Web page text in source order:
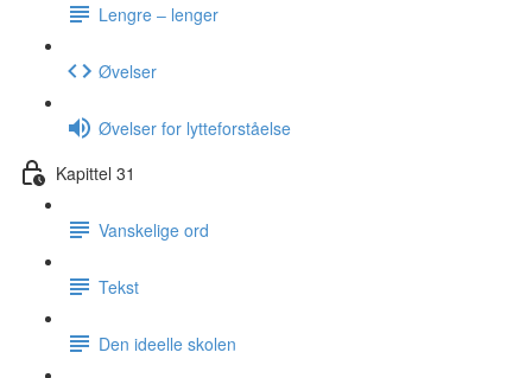
Lengre ‒ lenger
Øvelser
Øvelser for lytteforståelse
Kapittel 31
Vanskelige ord
Tekst
Den ideelle skolen